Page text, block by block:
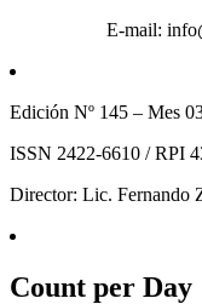
E-mail:
Edición Nº 145 – Mes
ISSN 2422-6610 / RPI
Director: Lic. Fernando
Count per Day